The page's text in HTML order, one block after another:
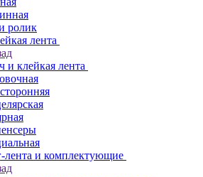
ролик
лента
и клейкая лента
лента и комплектующие